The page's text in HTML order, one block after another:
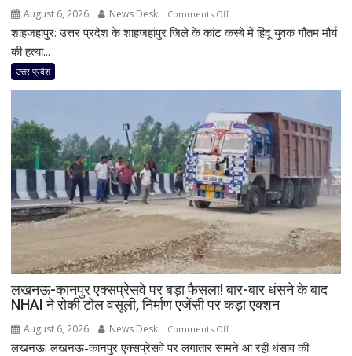
August 6, 2026 News Desk Comments Offon
शाहजहांपुर
पूर्व
प्रेमिका
का
भाई
गिरफ्तार,
इंस्टाग्राम
पर
‘मार
दिया’
स्टेटस
के
बाद
पुलिस
का
शाहजहांपुर: उत्तर प्रदेश के शाहजहांपुर जिले के कांट कस्बे में हिंदू युवक गौतम मौर्य
की हत्या...
उत्तर प्रदेश
लखनऊ-कानपुर एक्सप्रेसवे पर बड़ा फैसला! बार-बार धंसने के बाद
NHAI ने रोकी टोल वसूली, निर्माण एजेंसी पर कड़ा एक्शन
August 6, 2026 News Desk Comments Offon
लखनऊ-
लखनऊ: लखनऊ-कानपुर एक्सप्रेसवे पर लगातार सामने आ रही धंसाव की